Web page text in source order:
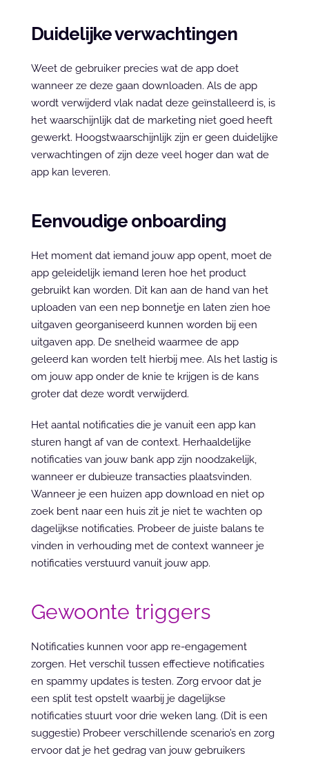
Duidelijke verwachtingen
Weet de gebruiker precies wat de app doet
wanneer ze deze gaan downloaden. Als de app
wordt verwijderd vlak nadat deze geïnstalleerd is, is
het waarschijnlijk dat de marketing niet goed heeft
gewerkt. Hoogstwaarschijnlijk zijn er geen duidelijke
verwachtingen of zijn deze veel hoger dan wat de
app kan leveren.
Eenvoudige onboarding
Het moment dat iemand jouw app opent, moet de
app geleidelijk iemand leren hoe het product
gebruikt kan worden. Dit kan aan de hand van het
uploaden van een nep bonnetje en laten zien hoe
uitgaven georganiseerd kunnen worden bij een
uitgaven app. De snelheid waarmee de app
geleerd kan worden telt hierbij mee. Als het lastig is
om jouw app onder de knie te krijgen is de kans
groter dat deze wordt verwijderd.
Het aantal notificaties die je vanuit een app kan
sturen hangt af van de context. Herhaaldelijke
notificaties van jouw bank app zijn noodzakelijk,
wanneer er dubieuze transacties plaatsvinden.
Wanneer je een huizen app download en niet op
zoek bent naar een huis zit je niet te wachten op
dagelijkse notificaties. Probeer de juiste balans te
vinden in verhouding met de context wanneer je
notificaties verstuurd vanuit jouw app.
Gewoonte triggers
Notificaties kunnen voor app re-engagement
zorgen. Het verschil tussen effectieve notificaties
en spammy updates is testen. Zorg ervoor dat je
een split test opstelt waarbij je dagelijkse
notificaties stuurt voor drie weken lang. (Dit is een
suggestie) Probeer verschillende scenario’s en zorg
ervoor dat je het gedrag van jouw gebruikers